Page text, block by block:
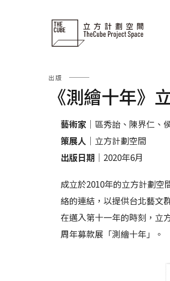
出版
《測繪十年》
藝術家 ｜區秀詒、陳界仁
策展人 ｜立方計劃空間
出版日期 ｜2020年6月
成立於2010年的立方計劃空
絡的連結，以提供台北藝文
在邁入第十一年的時刻，立
周年募款展「測繪十年」。